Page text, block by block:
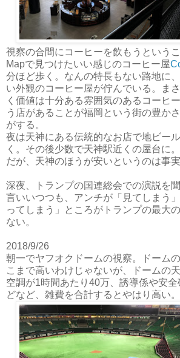
視察の合間にコーヒーを飲もうという
Mapで見つけたいい感じのコーヒー屋
分ほど歩く。なんの特長もない路地に
い外観のコーヒー屋が佇んでいる。ま
く価値は十分ある雰囲気のあるコーヒ
う店があることが福岡という街の豊か
がする。
夜は天神にある伝統的なお店で地ビー
く。その後少数で天神駅近くの屋台に
だが、天神のほうが安いというのは事実
深夜、トランプの国連総会での演説を
言いいつつも、アンチが「見てしまう
ってしまう」ところがトランプの最大
ない。
2018/9/26
朝一でヤフオクドームの視察。ドーム
こまで高いわけじゃないが、ドームの
空調が1時間あたり40万、誘導係や安
どなど、雑費を合計するとやはり高い。